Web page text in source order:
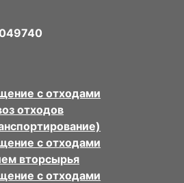
с отходами
отходов
с отходами
вторсырья
с отходами